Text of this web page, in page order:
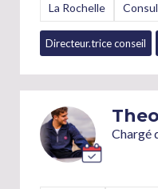
La Rochelle
Directeur.trice conseil
Theo